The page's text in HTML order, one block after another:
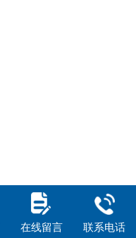
在线留言 联系电话